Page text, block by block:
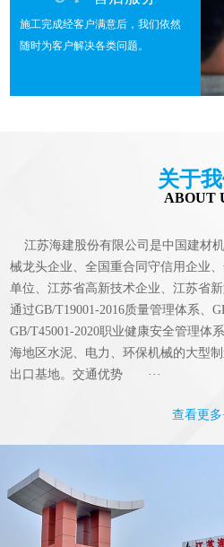
施工完成经客户满意后，我们依然
随时为客户解决各类问题。
关于
ABOUT
江苏海建股份有限公司是中国建材
械龙头企业、全国重合同守信用企业
单位、江苏省高新技术企业、江苏省
通过GB/T19001-2016质量管理体系、
GB/T45001-2020职业健康安全管理体
海地区水泥、电力、环保机械的大型
出口基地。交通优势 ···
查看更